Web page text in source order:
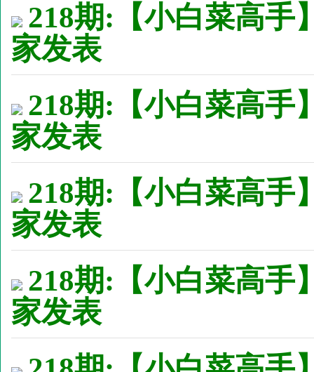
218期:【小白菜高手
家发表
218期:【小白菜高
家发表
218期:【小白菜高
家发表
218期:【小白菜高手
家发表